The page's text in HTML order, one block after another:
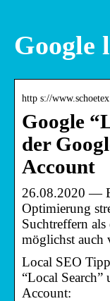
Google
http s://
Google
der
Account
26.08.2020 —
Optimierung
Suchtreffern als
möglichst
Local SEO
“Local
Account: